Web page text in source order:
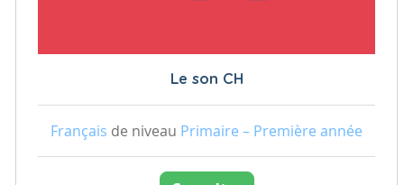
Le son CH
Français de niveau Primaire – Première année